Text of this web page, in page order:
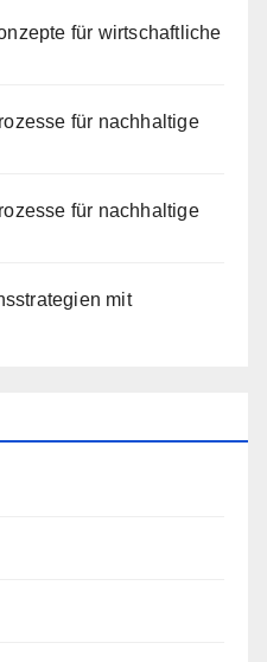
für wirtschaftliche
für nachhaltige
für nachhaltige
mit